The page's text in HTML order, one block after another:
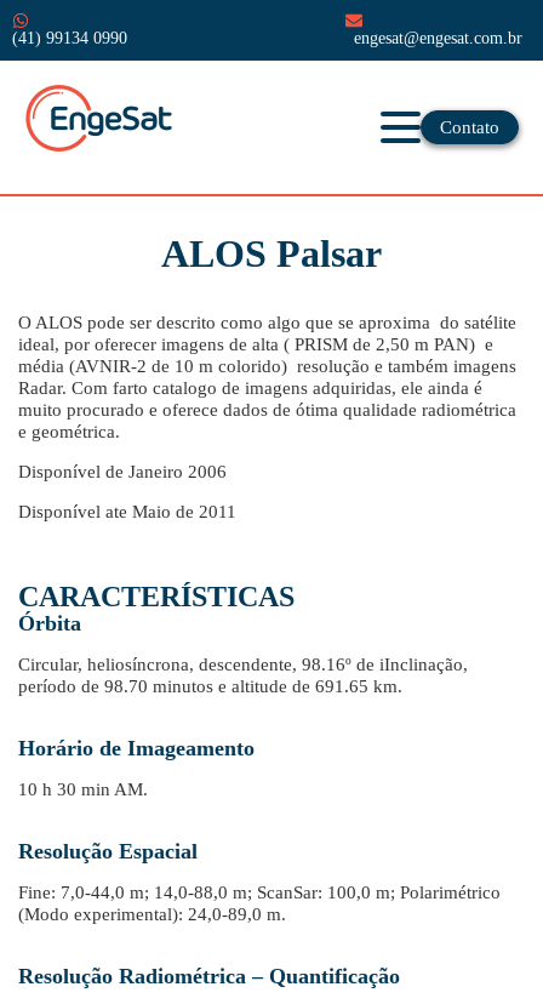
(41) 99134 0990 engesat@engesat.com.br
Contato
ALOS Palsar
O ALOS pode ser descrito como algo que se aproxima do satélite
ideal, por oferecer imagens de alta ( PRISM de 2,50 m PAN) e
média (AVNIR-2 de 10 m colorido) resolução e também imagens
Radar. Com farto catalogo de imagens adquiridas, ele ainda é
muito procurado e oferece dados de ótima qualidade radiométrica
e geométrica.
Disponível de Janeiro 2006
Disponível ate Maio de 2011
CARACTERÍSTICAS
Órbita
Circular, heliosíncrona, descendente, 98.16º de iInclinação,
período de 98.70 minutos e altitude de 691.65 km.
Horário de Imageamento
10 h 30 min AM.
Resolução Espacial
Fine: 7,0-44,0 m; 14,0-88,0 m; ScanSar: 100,0 m; Polarimétrico
(Modo experimental): 24,0-89,0 m.
Resolução Radiométrica – Quantificação